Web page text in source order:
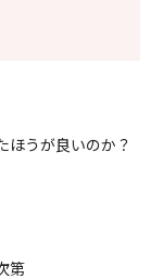
ほうが良いのか？
第